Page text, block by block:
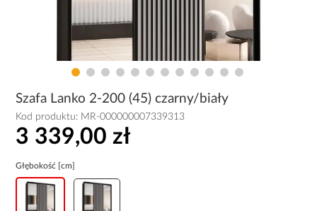
Szafa Lanko 2-200 (45) czarny/biały
Kod produktu: MR-000000007339313
3 339,00 zł
Głębokość [cm]